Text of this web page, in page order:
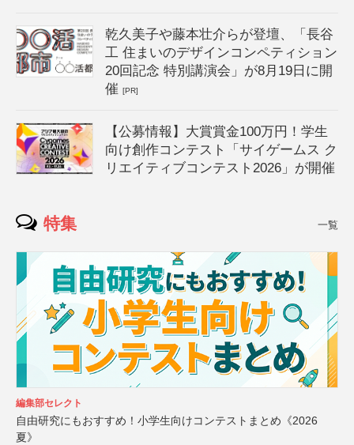
乾久美子や藤本壮介らが登壇、「長谷
工 住まいのデザインコンペティション
20回記念 特別講演会」が8月19日に開
催[PR]
【公募情報】大賞賞金100万円！学生
向け創作コンテスト「サイゲームス ク
リエイティブコンテスト2026」が開催
特集 一覧
編集部セレクト
自由研究にもおすすめ！小学生向けコンテストまとめ《2026
夏》